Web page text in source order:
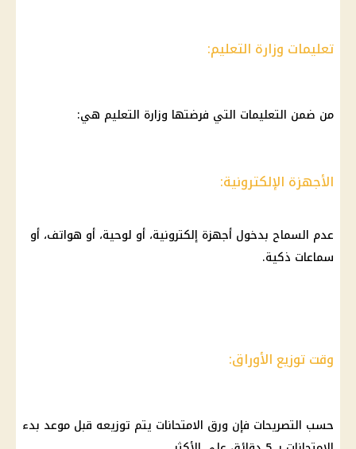
تعليمات وزارة التعليم:
من ضمن التعليمات التي فرضتها وزارة التعليم هي:
الأجهزة الإلكترونية:
عدم السماح بدخول أجهزة إلكترونية، أو لوحية، أو هواتف، أو
سماعات ذكية.
وقت توزيع الأوراق:
حسب التصريحات فإن ورق الامتحانات يتم توزيعه قبل موعد بدء